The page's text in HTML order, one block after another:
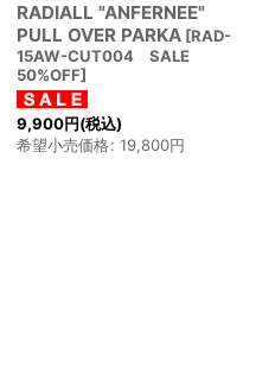
RADIALL "ANFERNEE"
PULL OVER PARKA [RAD-
15AW-CUT004 SALE
50%OFF]
9,900円(税込)
希望小売価格: 19,800円